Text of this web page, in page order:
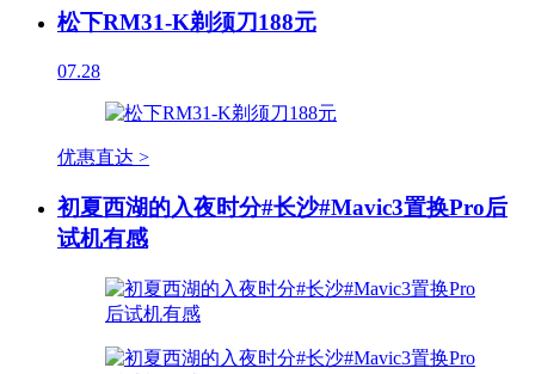
松下RM31-K剃须刀188元
07.28
优惠直达 >
初夏西湖的入夜时分#长沙#Mavic3置换Pro后
试机有感